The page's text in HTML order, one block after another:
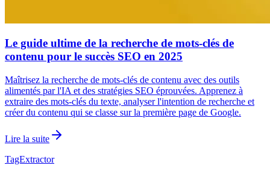
Le guide ultime de la recherche de mots-clés de
contenu pour le succès SEO en 2025
Maîtrisez la recherche de mots-clés de contenu avec des outils
alimentés par l'IA et des stratégies SEO éprouvées. Apprenez à
extraire des mots-clés du texte, analyser l'intention de recherche et
créer du contenu qui se classe sur la première page de Google.
Lire la suite
TagExtractor